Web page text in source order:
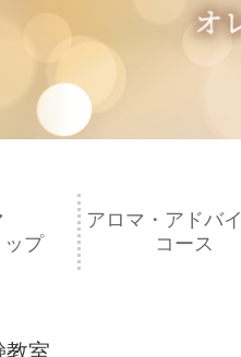
ップ
アロマ・アドバ
コース
教室